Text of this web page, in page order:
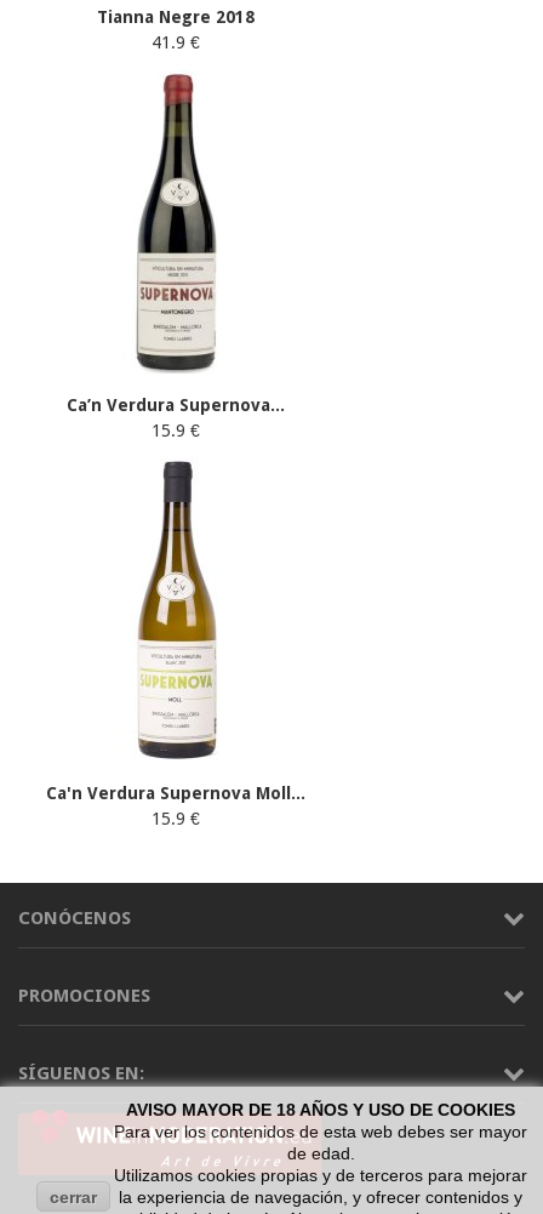
Tianna Negre 2018
41.9 €
Ca’n Verdura Supernova...
15.9 €
Ca'n Verdura Supernova Moll...
15.9 €
CONÓCENOS
PROMOCIONES
SÍGUENOS EN:
cerrar
AVISO MAYOR DE 18 AÑOS Y USO DE COOKIES
Para ver los contenidos de esta web debes ser mayor
de edad.
Utilizamos cookies propias y de terceros para mejorar
la experiencia de navegación, y ofrecer contenidos y